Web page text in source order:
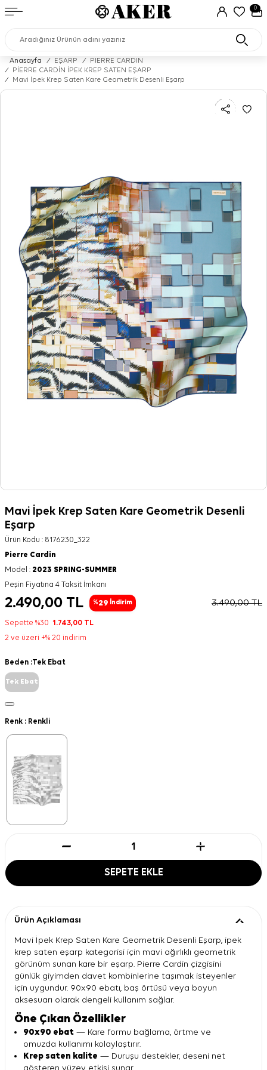
0
Anasayfa / EŞARP /
PIERRE CARDIN
/
PİERRE CARDİN İPEK KREP SATEN EŞARP
/
Mavi İpek Krep Saten Kare Geometrik Desenli Eşarp
Mavi İpek Krep Saten Kare Geometrik Desenli
Eşarp
Ürün Kodu : 8176230_322
Pierre Cardin
Model : 2023 SPRING-SUMMER
Peşin Fiyatına 4 Taksit İmkanı
2.490,00 TL %29 İndirim 3.490,00TL
Sepette %30 1.743,00 TL
2 ve üzeri +% 20 indirim
Beden :Tek Ebat
Tek Ebat
Renk : Renkli
SEPETE EKLE
Ürün Açıklaması
Mavi İpek Krep Saten Kare Geometrik Desenli Eşarp, ipek
krep saten eşarp kategorisi için mavi ağırlıklı geometrik
görünüm sunan kare bir eşarp. Pierre Cardin çizgisini
günlük giyimden davet kombinlerine taşımak isteyenler
için uygundur. 90x90 ebatı, baş örtüsü veya boyun
aksesuarı olarak dengeli kullanım sağlar.
Öne Çıkan Özellikler
90x90 ebat — Kare formu bağlama, örtme ve
omuzda kullanımı kolaylaştırır.
Krep saten kalite — Duruşu destekler, deseni net
gösteren yüzey etkisi sunar.